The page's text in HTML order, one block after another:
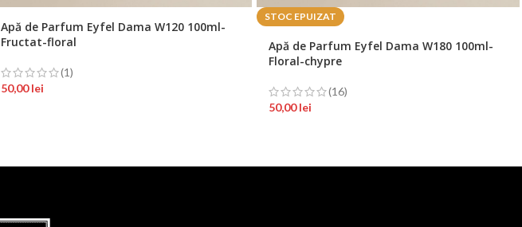
Apă de Parfum Eyfel Dama W120 100ml-
Fructat-floral
(1)
50,00lei
STOC EPUIZAT
Apă de Parfum Eyfel Dama W180 100ml-
Floral-chypre
(16)
50,00lei